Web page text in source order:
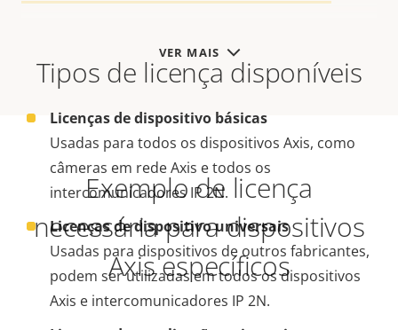
VER MAIS
Tipos de licença disponíveis
Licenças de dispositivo básicas
Usadas para todos os dispositivos Axis, como
câmeras em rede Axis e todos os
intercomunicadores IP 2N.
Licenças de dispositivo universais
Usadas para dispositivos de outros fabricantes,
podem ser utilizadas em todos os dispositivos
Axis e intercomunicadores IP 2N.
Exemplo de licença
necessária para dispositivos
Axis específicos